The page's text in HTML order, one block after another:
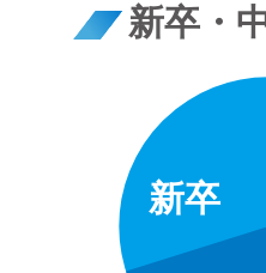
新卒・
新卒